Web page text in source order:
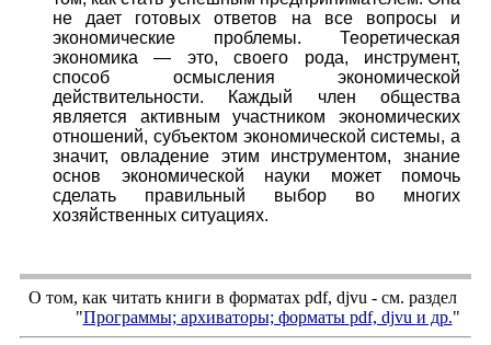
не дает готовых ответов на все вопросы и
экономические проблемы. Теоретическая
экономика — это, своего рода, инструмент,
способ осмысления экономической
действительности. Каждый член общества
является активным участником экономических
отношений, субъектом экономической системы, а
значит, овладение этим инструментом, знание
основ экономической науки может помочь
сделать правильный выбор во многих
хозяйственных ситуациях.
О том, как читать книги в форматах pdf, djvu - см. раздел
"Программы; архиваторы; форматы pdf, djvu и др."